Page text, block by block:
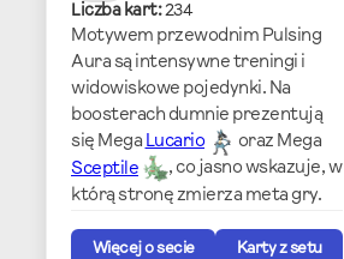
Liczba kart:234
Motywem przewodnim Pulsing
Aura są intensywne treningi i
widowiskowe pojedynki. Na
boosterach dumnie prezentują
się Mega Lucario
oraz Mega
Sceptile
, co jasno wskazuje, w
którą stronę zmierza meta gry.
Więcej o secie Karty z setu